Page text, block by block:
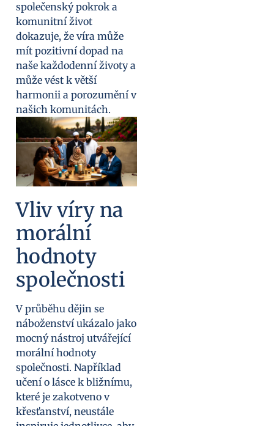
společenský pokrok a
komunitní život
dokazuje, že víra může
mít pozitivní dopad na
naše každodenní životy a
může vést k větší
harmonii a porozumění v
našich komunitách.
Vliv víry na
morální
hodnoty
společnosti
V průběhu dějin se
náboženství ukázalo jako
mocný nástroj utvářející
morální hodnoty
společnosti. Například
učení o lásce k bližnímu,
které je zakotveno v
křesťanství, neustále